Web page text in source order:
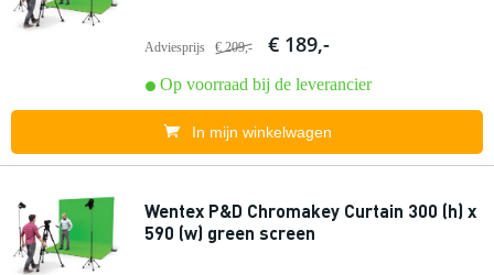
Adviesprijs € 209,- € 189,-
Op voorraad bij de leverancier
In mijn winkelwagen
Wentex P&D Chromakey Curtain 300 (h) x
590 (w) green screen